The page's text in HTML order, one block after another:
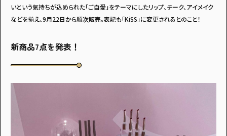
・マイナビティーンズについて
いという気持ちが込められた「ご自愛」をテーマにしたリップ、チーク、アイメイク
などを揃え、9月22日から順次販売。表記も「KiSS」に変更されるとのこと！
新商品7点を発表！